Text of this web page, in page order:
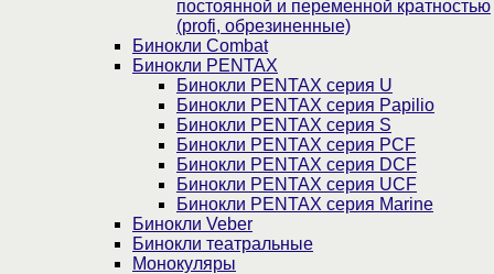
постоянной и переменной кратностью
(profi, обрезиненные)
Бинокли Combat
Бинокли PENTAX
Бинокли PENTAX серия U
Бинокли PENTAX серия Papilio
Бинокли PENTAX серия S
Бинокли PENTAX серия PCF
Бинокли PENTAX серия DCF
Бинокли PENTAX серия UCF
Бинокли PENTAX серия Marine
Бинокли Veber
Бинокли театральные
Монокуляры